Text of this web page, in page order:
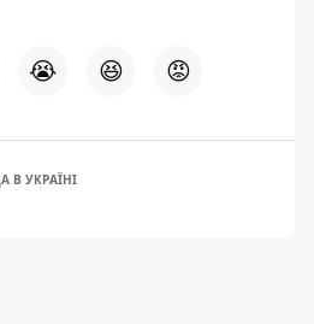
😭 😆 😡
В УКРАЇНІ